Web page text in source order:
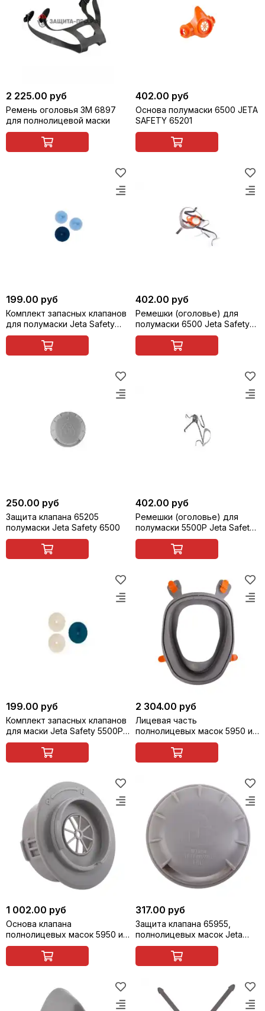
2 225.00 руб
Ремень оголовья 3M 6897
для полнолицевой маски
402.00 руб
Основа полумаски 6500 JETA
SAFETY 65201
199.00 руб
Комплект запасных клапанов
для полумаски Jeta Safety
6500 ( 65202 )
402.00 руб
Ремешки (оголовье) для
полумаски 6500 Jeta Safety
65204 оголовье
250.00 руб
Защита клапана 65205
полумаски Jeta Safety 6500
402.00 руб
Ремешки (оголовье) для
полумаски 5500Р Jeta Safety
655001, оголовье
199.00 руб
Комплект запасных клапанов
для маски Jeta Safety 5500P (
655002 )
2 304.00 руб
Лицевая часть
полнолицевых масок 5950 и
6950 Jeta Safety 65953
1 002.00 руб
Основа клапана
полнолицевых масок 5950 и
6950 Jeta Safety 65954
317.00 руб
Защита клапана 65955,
полнолицевых масок Jeta
Safety 5950